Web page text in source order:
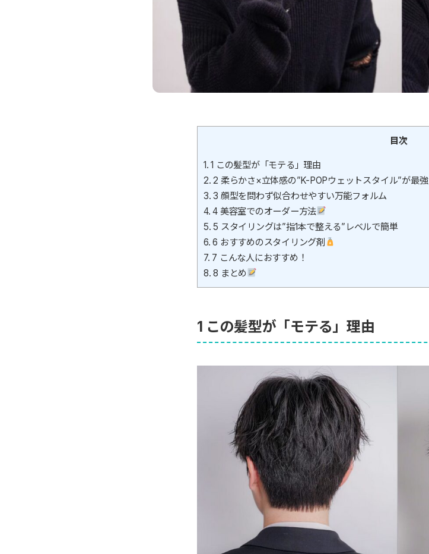
目次
1. 1 この髪型が「モテる」理由
2. 2 柔らかさ×立体感の”K-POPウェットスタイル”が最強
3. 3 顔型を問わず似合わせやすい万能フォルム
4. 4 美容室でのオーダー方法
5. 5 スタイリングは”指1本で整える”レベルで簡単
6. 6 おすすめのスタイリング剤
7. 7 こんな人におすすめ！
8. 8 まとめ
1 この髪型が「モテる」理由